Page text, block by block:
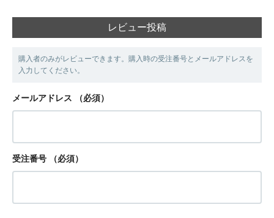
レビュー投稿
購入者のみがレビューできます。購入時の受注番号とメールアドレスを
入力してください。
メールアドレス （必須）
受注番号 （必須）